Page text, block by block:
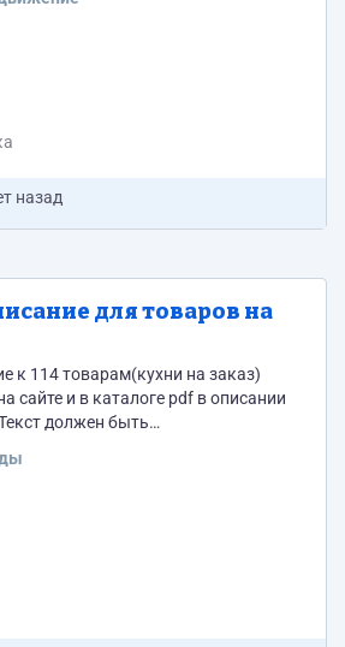
назад
для товаров на
к 114 товарам(кухни на заказ)
сайте и в каталоге pdf в описании
должен быть
примеры описываемых
статья.